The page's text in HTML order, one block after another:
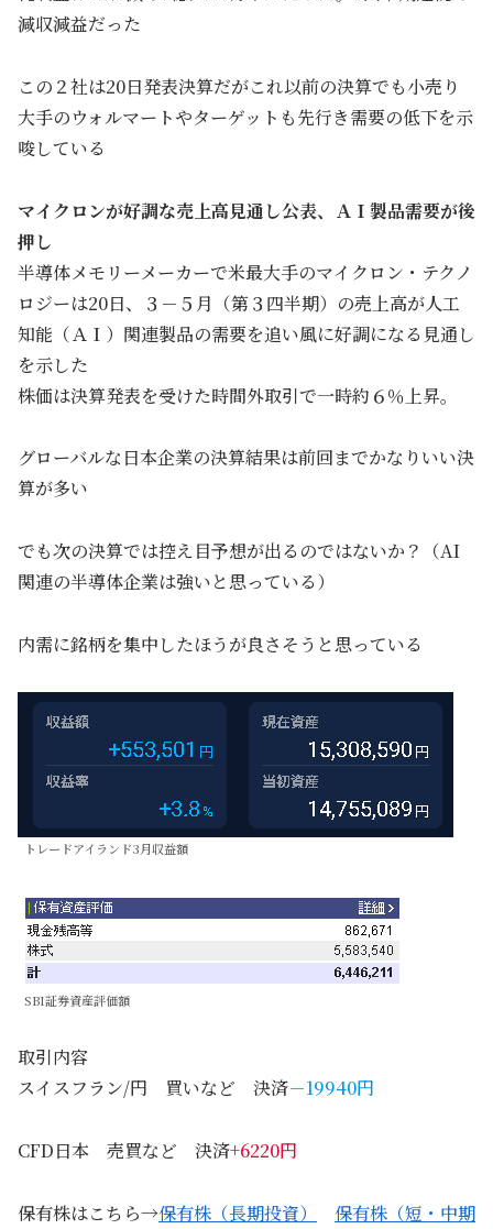
減収減益だった
この２社は20日発表決算だがこれ以前の決算でも小売り
大手のウォルマートやターゲットも先行き需要の低下を示
唆している
マイクロンが好調な売上高見通し公表、ＡＩ製品需要が後
押し
半導体メモリーメーカーで米最大手のマイクロン・テクノ
ロジーは20日、３－５月（第３四半期）の売上高が人工
知能（ＡＩ）関連製品の需要を追い風に好調になる見通し
を示した
株価は決算発表を受けた時間外取引で一時約６％上昇。
グローバルな日本企業の決算結果は前回までかなりいい決
算が多い
でも次の決算では控え目予想が出るのではないか？（AI
関連の半導体企業は強いと思っている）
内需に銘柄を集中したほうが良さそうと思っている
トレードアイランド3月収益額
SBI証券資産評価額
取引内容
スイスフラン/円 買いなど 決済－19940円
CFD日本 売買など 決済+6220円
保有株はこちら→保有株（長期投資）
保有株（短・中期